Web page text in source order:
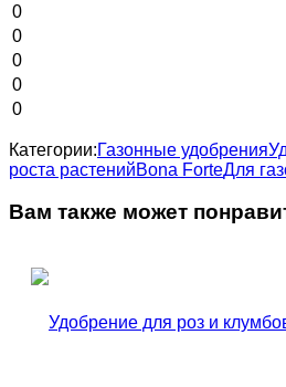
0
0
0
0
0
Категории:Газонные удобрения
роста растенийBona ForteДля
Вам также может